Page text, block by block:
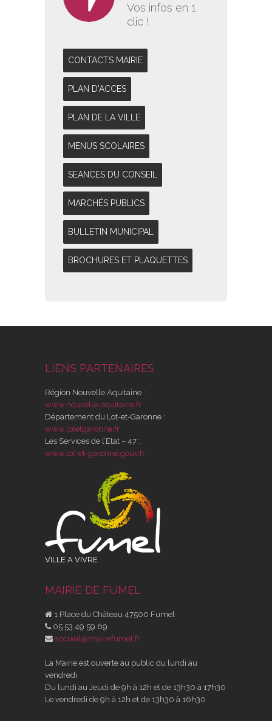
Vos infos en 1
clic !
CONTACTS MAIRIE
PLAN D'ACCES
PLAN DE LA VILLE
MENUS SCOLAIRES
SEANCES DU CONSEIL
MARCHÉS PUBLICS
BULLETIN MUNICIPAL
BROCHURES ET PLAQUETTES
LIENS PARTENAIRES
Région Nouvelle Aquitaine :
www.nouvelle-aquitaine.fr
Département du Lot-et-Garonne :
www.lotetgaronne.fr
Les Services de l’Etat – 47 :
www.lot-et-garonne.gouv.fr
VILLE A VIVRE
MAIRIE DE FUMEL
1 Place du Château 47500 Fumel
05 53 49 59 69
accueil@mairiefumel.fr
La Mairie est ouverte au public du lundi au
vendredi
Du lundi au Jeudi de 9h à 12h et de 13h30 à 17h30
Le vendredi de 9h à 12h et de 13h30 à 16h30